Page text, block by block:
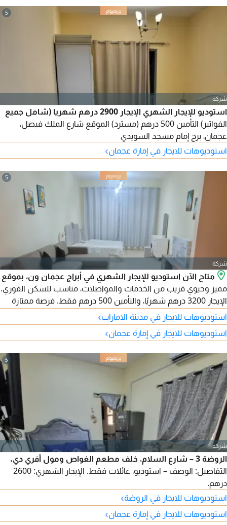
5
شركة
استوديو للإيجار الشهري الإيجار 2900 درهم شهريا (شامل جميع
الفواتير) التأمين 500 درهم (مسترد) الموقع شارع الملك فيصل،
عجمان، برج إمام مسجد السويدي
استوديوهات للايجار في إمارة عجمان›
5
شركة
متاح الآن استوديو للإيجار الشهري في أبراج عجمان ون، بموقع
مميز وحيوي قريب من الخدمات والمواصلات، مناسب للسكن الفوري.
الإيجار 3200 درهم شهريًا، والتأمين 500 درهم فقط. فرصة ممتازة
لمن يبحث عن سكن مريح بموقع مميز وسعر مناسب.
استوديوهات للايجار في مدينة الامارات›
استوديوهات للايجار في إمارة عجمان›
5
شركة
الروضة 3 – شارع السلام، خلف مطعم الغواص ومول أفري دي.
التفاصيل: الوصف – استوديو، عائلات فقط. الإيجار الشهري: 2600
درهم.
استوديوهات للايجار في الروضة›
استوديوهات للايجار في إمارة عجمان›